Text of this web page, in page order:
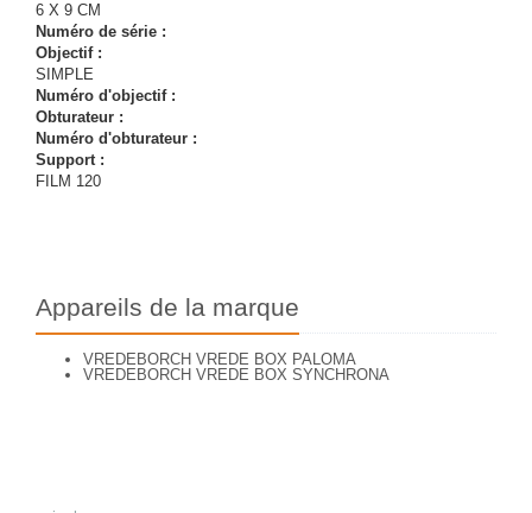
6 X 9 CM
Numéro de série :
Objectif :
SIMPLE
Numéro d'objectif :
Obturateur :
Numéro d'obturateur :
Support :
FILM 120
Appareils de la marque
VREDEBORCH VREDE BOX PALOMA
VREDEBORCH VREDE BOX SYNCHRONA